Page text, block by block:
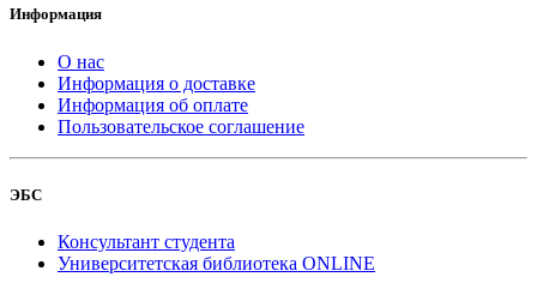
Информация
О нас
Информация о доставке
Информация об оплате
Пользовательское соглашение
ЭБС
Консультант студента
Университетская библиотека ONLINE